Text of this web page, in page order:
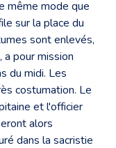
même mode que
sur la place du
sont enlevés,
a pour mission
du midi. Les
costumation. Le
et l'officier
alors
dans la sacristie